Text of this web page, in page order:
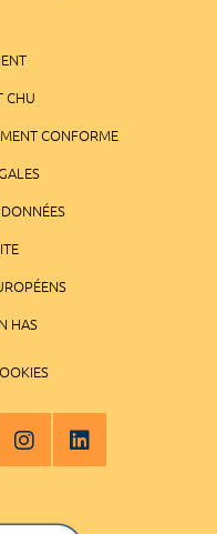
CHU
CONFORME
HAS